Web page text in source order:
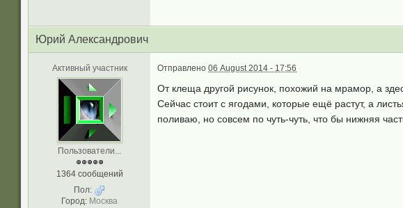
Юрий Александрович
Активный участник
Пользователи...
1364 сообщений
Пол:
Город: Москва
Отправлено 06 August 2014 - 17:56
От клеща другой рисунок, похожий на мрамор, а
Сейчас стоит с ягодами, которые ещё растут, а
поливаю, но совсем по чуть-чуть, что бы нижняя